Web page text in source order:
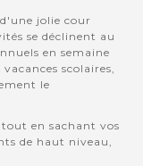
jolie cour
se déclinent au
en semaine
scolaires,
le
en sachant vos
de haut niveau,